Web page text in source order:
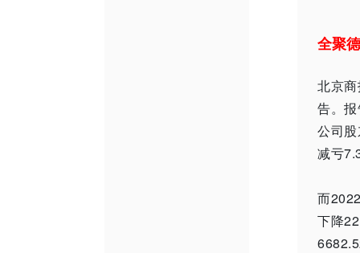
全聚
北京
告。
公司
减亏
而
下降